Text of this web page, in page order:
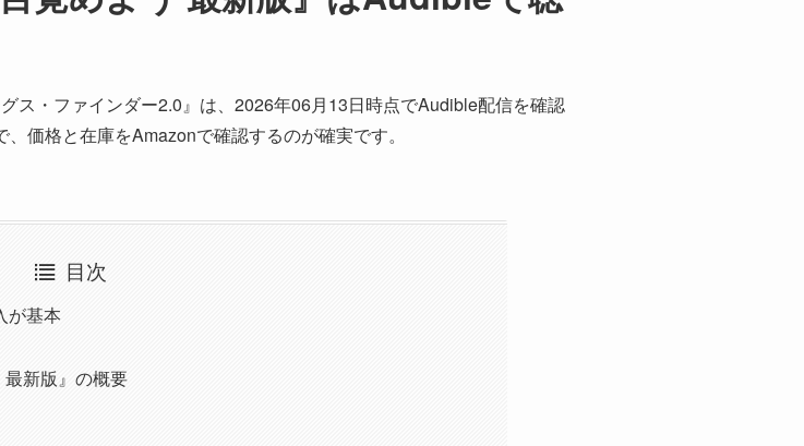
ス・ファインダー2.0』は、2026年06月13日時点でAudible配信を確認
価格と在庫をAmazonで確認するのが確実です。
目次
が基本
最新版』の概要